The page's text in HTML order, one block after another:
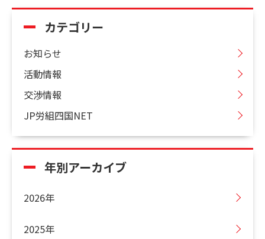
カテゴリー
お知らせ
活動情報
交渉情報
JP労組四国NET
年別アーカイブ
2026年
2025年